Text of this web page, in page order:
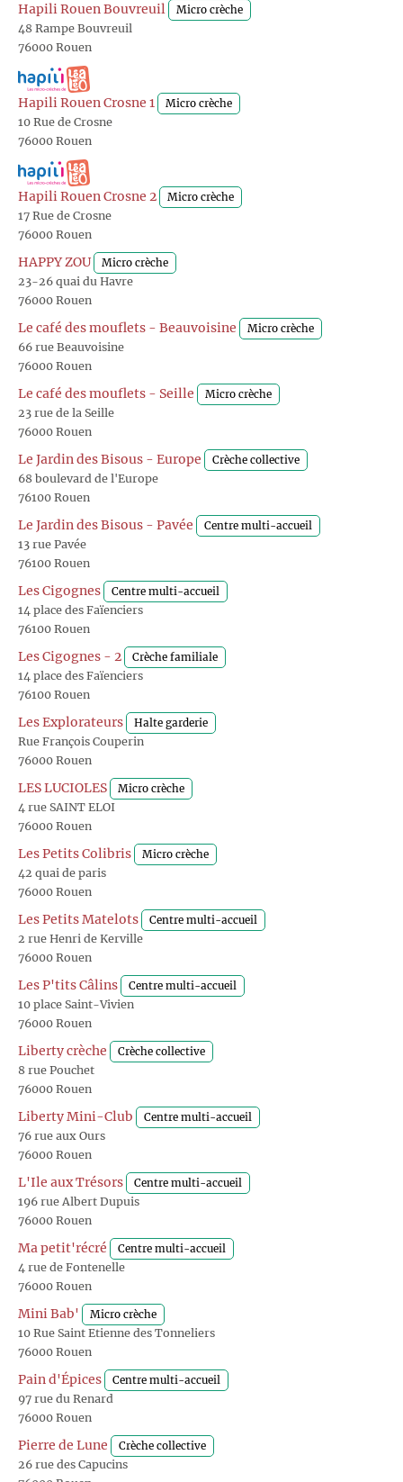
Hapili Rouen Bouvreuil Micro crèche
48 Rampe Bouvreuil
76000 Rouen
Hapili Rouen Crosne 1 Micro crèche
10 Rue de Crosne
76000 Rouen
Hapili Rouen Crosne 2 Micro crèche
17 Rue de Crosne
76000 Rouen
HAPPY ZOU Micro crèche
23-26 quai du Havre
76000 Rouen
Le café des mouflets - Beauvoisine Micro crèche
66 rue Beauvoisine
76000 Rouen
Le café des mouflets - Seille Micro crèche
23 rue de la Seille
76000 Rouen
Le Jardin des Bisous - Europe Crèche collective
68 boulevard de l'Europe
76100 Rouen
Le Jardin des Bisous - Pavée Centre multi-accueil
13 rue Pavée
76100 Rouen
Les Cigognes Centre multi-accueil
14 place des Faïenciers
76100 Rouen
Les Cigognes - 2 Crèche familiale
14 place des Faïenciers
76100 Rouen
Les Explorateurs Halte garderie
Rue François Couperin
76000 Rouen
LES LUCIOLES Micro crèche
4 rue SAINT ELOI
76000 Rouen
Les Petits Colibris Micro crèche
42 quai de paris
76000 Rouen
Les Petits Matelots Centre multi-accueil
2 rue Henri de Kerville
76000 Rouen
Les P'tits Câlins Centre multi-accueil
10 place Saint-Vivien
76000 Rouen
Liberty crèche Crèche collective
8 rue Pouchet
76000 Rouen
Liberty Mini-Club Centre multi-accueil
76 rue aux Ours
76000 Rouen
L'Ile aux Trésors Centre multi-accueil
196 rue Albert Dupuis
76000 Rouen
Ma petit'récré Centre multi-accueil
4 rue de Fontenelle
76000 Rouen
Mini Bab' Micro crèche
10 Rue Saint Etienne des Tonneliers
76000 Rouen
Pain d'Épices Centre multi-accueil
97 rue du Renard
76000 Rouen
Pierre de Lune Crèche collective
26 rue des Capucins